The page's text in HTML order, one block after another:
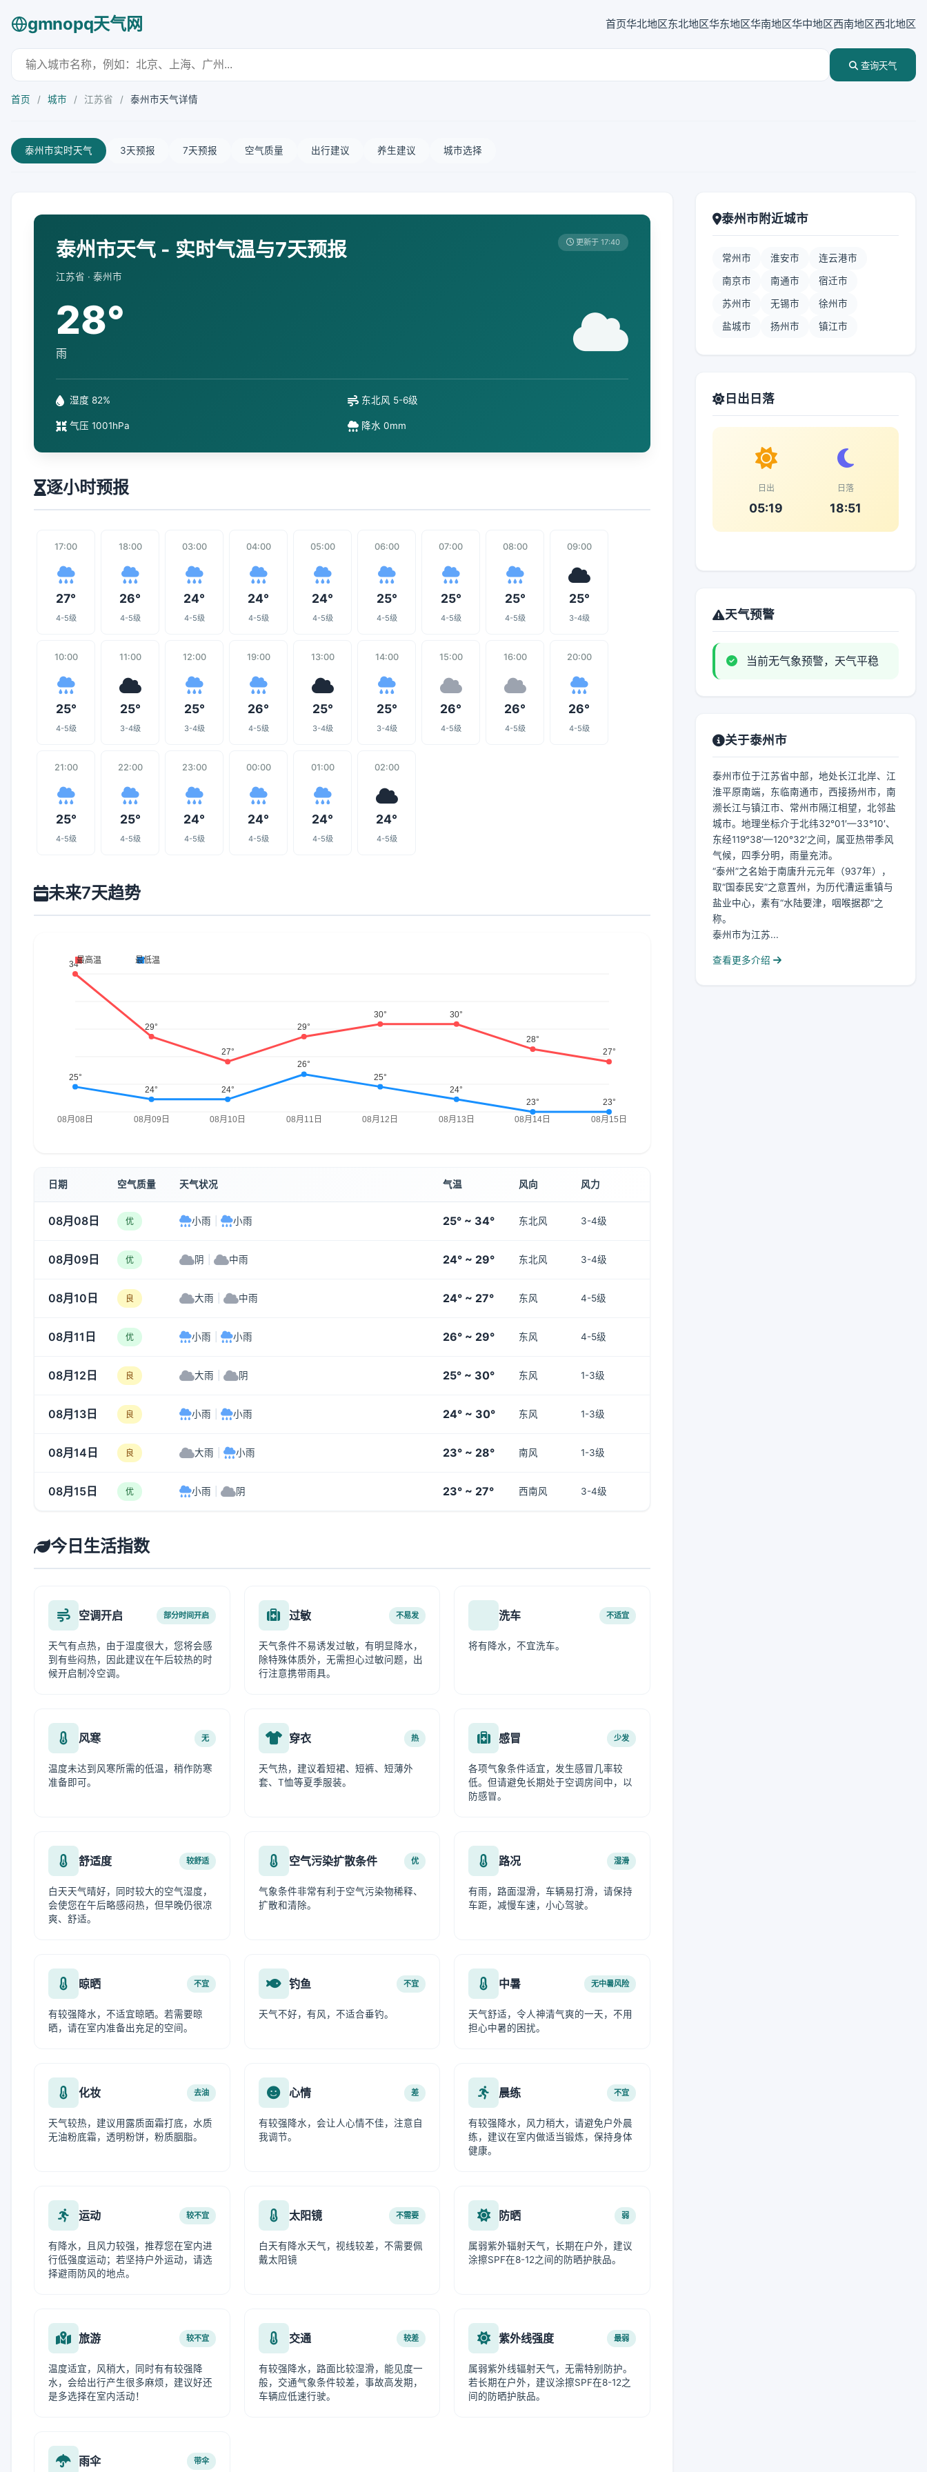
gmnopq天气网 首页华北地区东北地区华东地区华南地区华中地区西南地区西北地区
查询天气
首页 / 城市 / 江苏省 / 泰州市天气详情
泰州市实时天气 3天预报 7天预报 空气质量 出行建议 养生建议 城市选择
泰州市天气 - 实时气温与7天预报
江苏省 · 泰州市
更新于 17:40
28°
雨
湿度 82% 东北风 5-6级
气压 1001hPa 降水 0mm
逐小时预报
17:00
27°
4-5级
18:00
26°
4-5级
03:00
24°
4-5级
04:00
24°
4-5级
05:00
24°
4-5级
06:00
25°
4-5级
07:00
25°
4-5级
08:00
25°
4-5级
09:00
25°
3-4级
10:00
25°
4-5级
11:00
25°
3-4级
12:00
25°
3-4级
19:00
26°
4-5级
13:00
25°
3-4级
14:00
25°
3-4级
15:00
26°
4-5级
16:00
26°
4-5级
20:00
26°
4-5级
21:00
25°
4-5级
22:00
25°
4-5级
23:00
24°
4-5级
00:00
24°
4-5级
01:00
24°
4-5级
02:00
24°
4-5级
未来7天趋势
日期 空气质量 天气状况 气温 风向 风力
08月08日 优 小雨 小雨 25° ~ 34° 东北风 3-4级
08月09日 优 阴 中雨 24° ~ 29° 东北风 3-4级
08月10日 良 大雨 中雨 24° ~ 27° 东风 4-5级
08月11日 优 小雨 小雨 26° ~ 29° 东风 4-5级
08月12日 良 大雨 阴 25° ~ 30° 东风 1-3级
08月13日 良 小雨 小雨 24° ~ 30° 东风 1-3级
08月14日 良 大雨 小雨 23° ~ 28° 南风 1-3级
08月15日 优 小雨 阴 23° ~ 27° 西南风 3-4级
今日生活指数
空调开启 部分时间开启
天气有点热，由于湿度很大，您将会感
到有些闷热，因此建议在午后较热的时
候开启制冷空调。
过敏 不易发
天气条件不易诱发过敏，有明显降水，
除特殊体质外，无需担心过敏问题，出
行注意携带雨具。
洗车 不适宜
将有降水，不宜洗车。
风寒 无
温度未达到风寒所需的低温，稍作防寒
准备即可。
穿衣 热
天气热，建议着短裙、短裤、短薄外
套、T恤等夏季服装。
感冒 少发
各项气象条件适宜，发生感冒几率较
低。但请避免长期处于空调房间中，以
防感冒。
舒适度 较舒适
白天天气晴好，同时较大的空气湿度，
会使您在午后略感闷热，但早晚仍很凉
爽、舒适。
空气污染扩散条件 优
气象条件非常有利于空气污染物稀释、
扩散和清除。
路况 湿滑
有雨，路面湿滑，车辆易打滑，请保持
车距，减慢车速，小心驾驶。
晾晒 不宜
有较强降水，不适宜晾晒。若需要晾
晒，请在室内准备出充足的空间。
钓鱼 不宜
天气不好，有风，不适合垂钓。
中暑 无中暑风险
天气舒适，令人神清气爽的一天，不用
担心中暑的困扰。
化妆 去油
天气较热，建议用露质面霜打底，水质
无油粉底霜，透明粉饼，粉质胭脂。
心情 差
有较强降水，会让人心情不佳，注意自
我调节。
晨练 不宜
有较强降水，风力稍大，请避免户外晨
练，建议在室内做适当锻炼，保持身体
健康。
运动 较不宜
有降水，且风力较强，推荐您在室内进
行低强度运动；若坚持户外运动，请选
择避雨防风的地点。
太阳镜 不需要
白天有降水天气，视线较差，不需要佩
戴太阳镜
防晒 弱
属弱紫外辐射天气，长期在户外，建议
涂擦SPF在8-12之间的防晒护肤品。
旅游 较不宜
温度适宜，风稍大，同时有有较强降
水，会给出行产生很多麻烦，建议好还
是多选择在室内活动！
交通 较差
有较强降水，路面比较湿滑，能见度一
般，交通气象条件较差，事故高发期，
车辆应低速行驶。
紫外线强度 最弱
属弱紫外线辐射天气，无需特别防护。
若长期在户外，建议涂擦SPF在8-12之
间的防晒护肤品。
雨伞 带伞
泰州市附近城市
常州市 淮安市 连云港市
南京市 南通市 宿迁市
苏州市 无锡市 徐州市
盐城市 扬州市 镇江市
日出日落
日出
05:19
日落
18:51
天气预警
当前无气象预警，天气平稳
关于泰州市
泰州市位于江苏省中部，地处长江北岸、江
淮平原南端，东临南通市，西接扬州市，南
濒长江与镇江市、常州市隔江相望，北邻盐
城市。地理坐标介于北纬32°01′—33°10′、
东经119°38′—120°32′之间，属亚热带季风
气候，四季分明，雨量充沛。
“泰州”之名始于南唐升元元年（937年），
取“国泰民安”之意置州，为历代漕运重镇与
盐业中心，素有“水陆要津，咽喉据郡”之
称。
泰州市为江苏...
查看更多介绍